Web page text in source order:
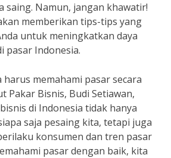
saing. Namun, jangan khawatir!
memberikan tips-tips yang
untuk meningkatkan daya
pasar Indonesia.
memahami pasar secara
Pakar Bisnis, Budi Setiawan,
di Indonesia tidak hanya
saja pesaing kita, tetapi juga
konsumen dan tren pasar
pasar dengan baik, kita